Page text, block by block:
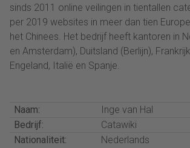
sinds 2011 online veilingen in tientallen
per 2019 websites in meer dan tien
het Chinees. Het bedrijf heeft kantoren in
en Amsterdam), Duitsland (Berlijn),
Engeland, Italië en Spanje.
Naam:
Inge van Hal
Bedrijf:
Catawiki
Nationaliteit:
Nederlands